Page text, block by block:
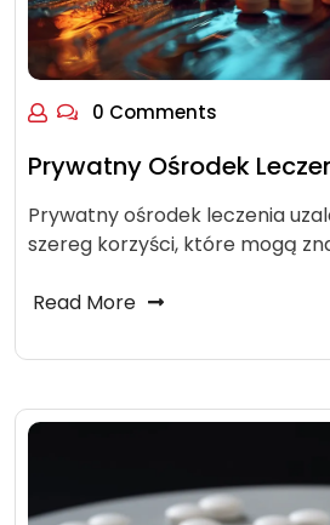
0 Comments
Prywatny Ośrodek
Prywatny ośrodek leczenia
szereg korzyści, które mogą
Read More